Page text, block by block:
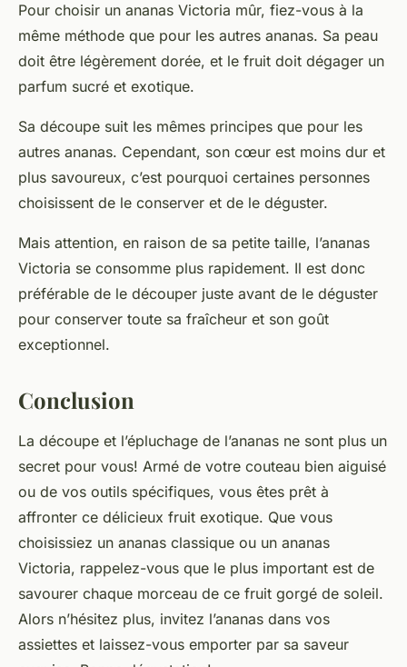
Pour choisir un ananas Victoria mûr, fiez-vous à la
même méthode que pour les autres ananas. Sa peau
doit être légèrement dorée, et le fruit doit dégager un
parfum sucré et exotique.
Sa découpe suit les mêmes principes que pour les
autres ananas. Cependant, son cœur est moins dur et
plus savoureux, c’est pourquoi certaines personnes
choisissent de le conserver et de le déguster.
Mais attention, en raison de sa petite taille, l’ananas
Victoria se consomme plus rapidement. Il est donc
préférable de le découper juste avant de le déguster
pour conserver toute sa fraîcheur et son goût
exceptionnel.
Conclusion
La découpe et l’épluchage de l’ananas ne sont plus un
secret pour vous! Armé de votre couteau bien aiguisé
ou de vos outils spécifiques, vous êtes prêt à
affronter ce délicieux fruit exotique. Que vous
choisissiez un ananas classique ou un ananas
Victoria, rappelez-vous que le plus important est de
savourer chaque morceau de ce fruit gorgé de soleil.
Alors n’hésitez plus, invitez l’ananas dans vos
assiettes et laissez-vous emporter par sa saveur